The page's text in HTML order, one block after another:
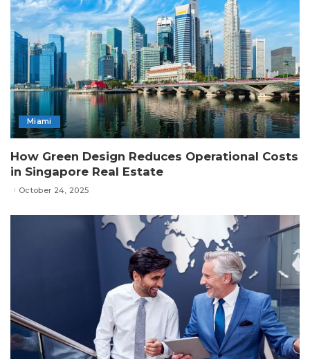
Miami
How Green Design Reduces Operational Costs
in Singapore Real Estate
October 24, 2025